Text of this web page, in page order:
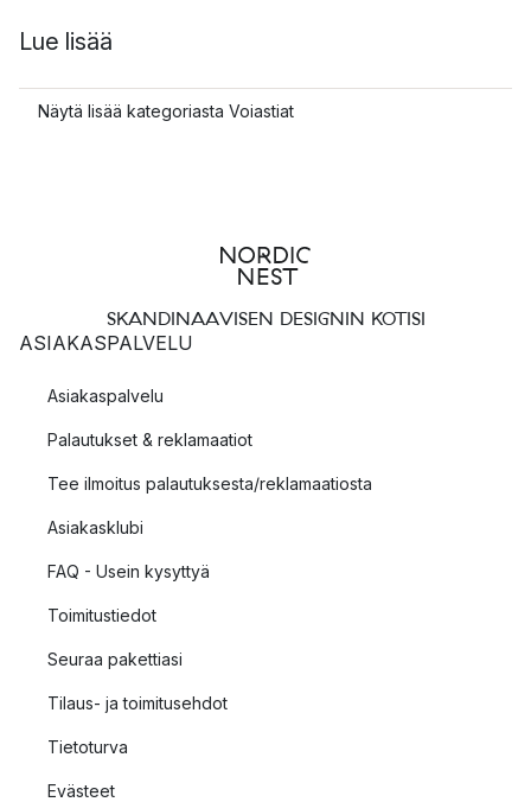
Lue lisää
Näytä lisää kategoriasta Voiastiat
SKANDINAAVISEN DESIGNIN KOTISI
ASIAKASPALVELU
Asiakaspalvelu
Palautukset & reklamaatiot
Tee ilmoitus palautuksesta/reklamaatiosta
Asiakasklubi
FAQ - Usein kysyttyä
Toimitustiedot
Seuraa pakettiasi
Tilaus- ja toimitusehdot
Tietoturva
Evästeet